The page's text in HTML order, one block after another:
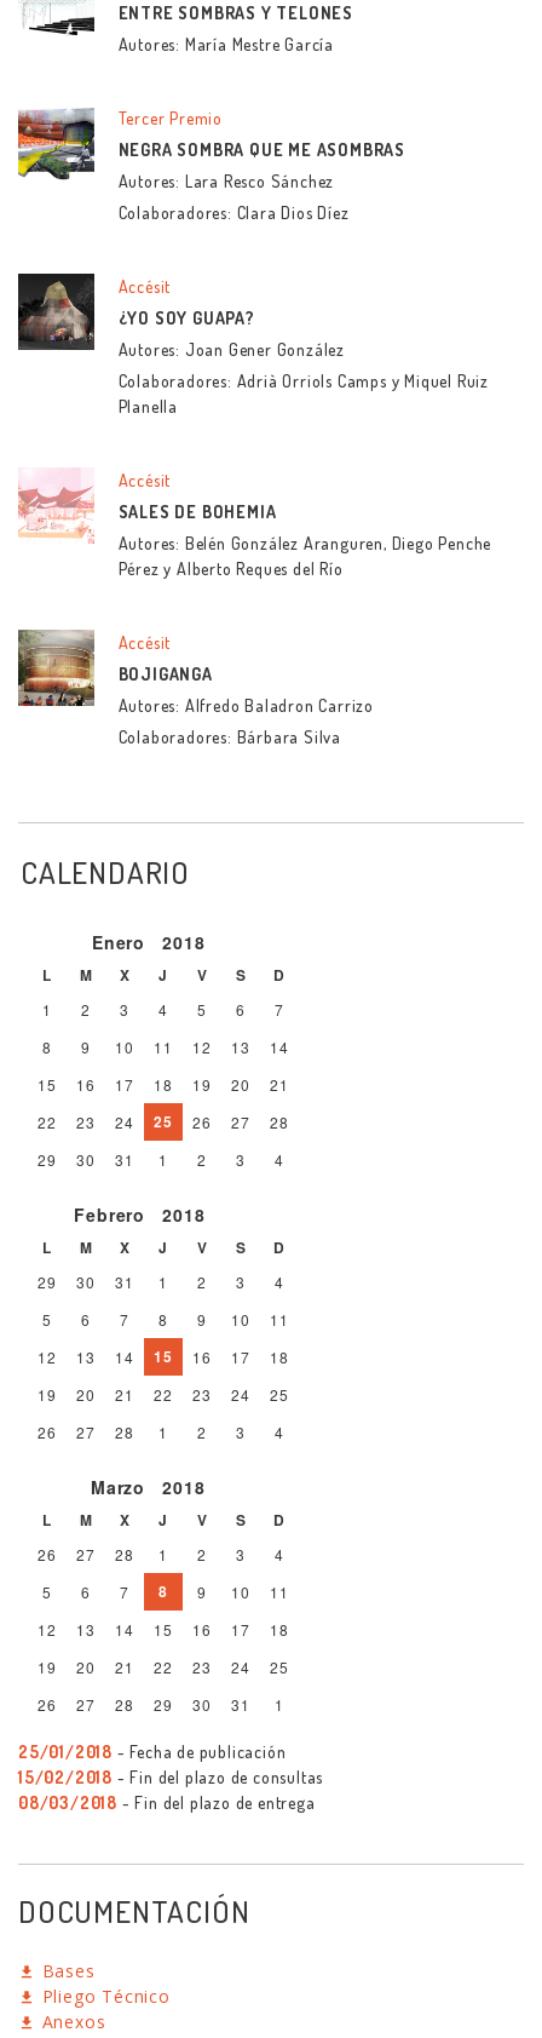
ENTRE SOMBRAS Y TELONES
Autores: María Mestre García
Tercer Premio
NEGRA SOMBRA QUE ME ASOMBRAS
Autores: Lara Resco Sánchez
Colaboradores: Clara Dios Díez
Accésit
¿YO SOY GUAPA?
Autores: Joan Gener González
Colaboradores: Adrià Orriols Camps y Miquel Ruiz
Planella
Accésit
SALES DE BOHEMIA
Autores: Belén González Aranguren, Diego Penche
Pérez y Alberto Reques del Río
Accésit
BOJIGANGA
Autores: Alfredo Baladron Carrizo
Colaboradores: Bárbara Silva
CALENDARIO
Enero 2018
L M X J V S D
1 2 3 4 5 6
7
8
9 10 11 12 13
14
15
16 17 18 19 20
21
22
23 24 25 26 27
28
29
30 31 1 2 3 4
Febrero 2018
L M X J V S D
29 30 31 1 2 3
4
5
6 7 8 9 10
11
12
13 14 15 16 17
18
19
20 21 22 23 24
25
26
27 28 1 2 3 4
Marzo 2018
L M X J V S D
26 27 28 1 2 3
4
5
6 7 8 9 10
11
12
13 14 15 16 17
18
19
20 21 22 23 24
25
26
27 28 29 30 31 1
25/01/2018 - Fecha de publicación
15/02/2018 - Fin del plazo de consultas
08/03/2018 - Fin del plazo de entrega
DOCUMENTACIÓN
Bases
Pliego Técnico
Anexos